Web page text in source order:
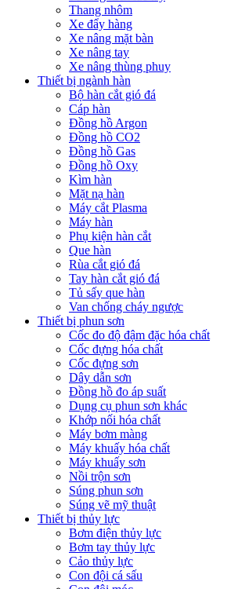
Thang nhôm
Xe đẩy hàng
Xe nâng mặt bàn
Xe nâng tay
Xe nâng thùng phuy
Thiết bị ngành hàn
Bộ hàn cắt gió đá
Cáp hàn
Đồng hồ Argon
Đồng hồ CO2
Đồng hồ Gas
Đồng hồ Oxy
Kìm hàn
Mặt nạ hàn
Máy cắt Plasma
Máy hàn
Phụ kiện hàn cắt
Que hàn
Rùa cắt gió đá
Tay hàn cắt gió đá
Tủ sấy que hàn
Van chống cháy ngược
Thiết bị phun sơn
Cốc đo độ đậm đặc hóa chất
Cốc đựng hóa chất
Cốc đựng sơn
Dây dẫn sơn
Đồng hồ đo áp suất
Dụng cụ phun sơn khác
Khớp nối hóa chất
Máy bơm màng
Máy khuấy hóa chất
Máy khuấy sơn
Nồi trộn sơn
Súng phun sơn
Súng vẽ mỹ thuật
Thiết bị thủy lực
Bơm điện thủy lực
Bơm tay thủy lực
Cảo thủy lực
Con đội cá sấu